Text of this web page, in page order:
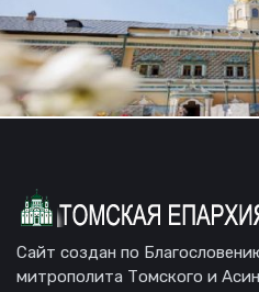
Сайт создан по
митрополита Томского и